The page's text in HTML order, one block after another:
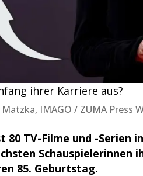
ihrer Karriere aus?
IMAGO / ZUMA Press
80 TV-Filme und -Serien
Schauspielerinnen
85. Geburtstag.